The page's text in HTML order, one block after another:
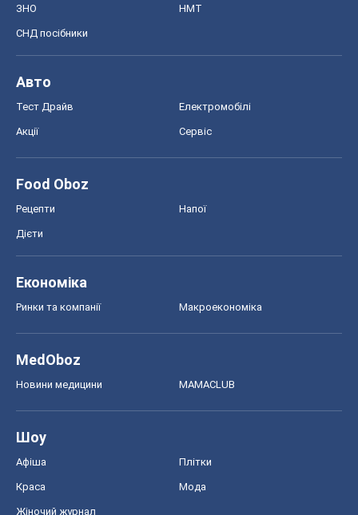
ЗНО НМТ
СНД посібники
Авто
Тест Драйв Електромобілі
Акції Сервіс
Food Oboz
Рецепти Напої
Дієти
Економіка
Ринки та компанії Макроекономіка
MedOboz
Новини медицини MAMACLUB
Шоу
Афіша Плітки
Краса Мода
Жіночий журнал